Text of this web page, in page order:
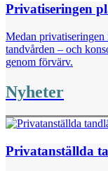
Privatiseringen
Medan privatiseringen
tandvården – och
genom förvärv.
Nyheter
Privatanställda